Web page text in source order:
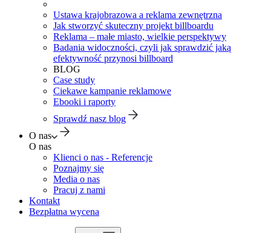
Ustawa krajobrazowa a reklama zewnętrzna
Jak stworzyć skuteczny projekt billboardu
Reklama – małe miasto, wielkie perspektywy
Badania widoczności, czyli jak sprawdzić jaką
efektywność przynosi billboard
BLOG
Case study
Ciekawe kampanie reklamowe
Ebooki i raporty
Sprawdź nasz blog
O nas
O nas
Klienci o nas - Referencje
Poznajmy się
Media o nas
Pracuj z nami
Kontakt
Bezpłatna wycena